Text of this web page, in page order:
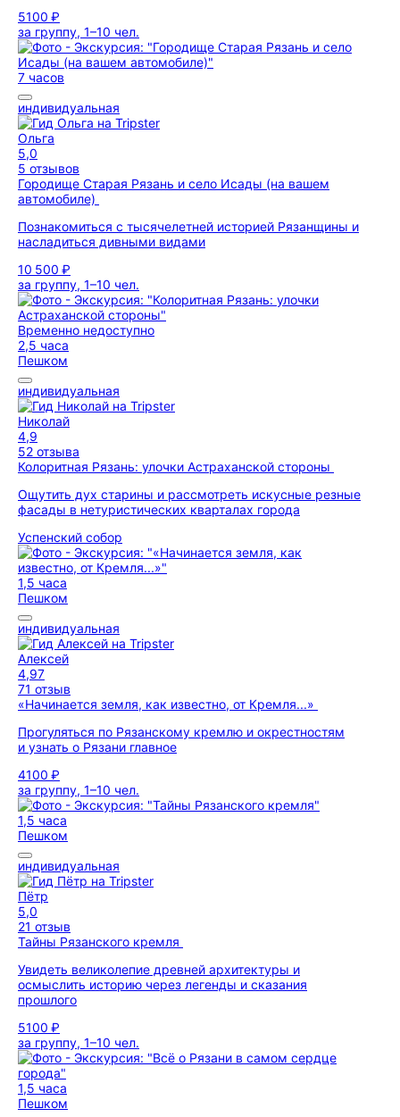
5100 ₽
за группу, 1–10 чел.
7 часов
индивидуальная
Ольга
5,0
5 отзывов
Городище Старая Рязань и село Исады (на вашем
автомобиле)
Познакомиться с тысячелетней историей Рязанщины и
насладиться дивными видами
10 500 ₽
за группу, 1–10 чел.
Временно недоступно
2,5 часа
Пешком
индивидуальная
Николай
4,9
52 отзыва
Колоритная Рязань: улочки Астраханской стороны
Ощутить дух старины и рассмотреть искусные резные
фасады в нетуристических кварталах города
Успенский собор
1,5 часа
Пешком
индивидуальная
Алексей
4,97
71 отзыв
«Начинается земля, как известно, от Кремля...»
Прогуляться по Рязанскому кремлю и окрестностям
и узнать о Рязани главное
4100 ₽
за группу, 1–10 чел.
1,5 часа
Пешком
индивидуальная
Пётр
5,0
21 отзыв
Тайны Рязанского кремля
Увидеть великолепие древней архитектуры и
осмыслить историю через легенды и сказания
прошлого
5100 ₽
за группу, 1–10 чел.
1,5 часа
Пешком